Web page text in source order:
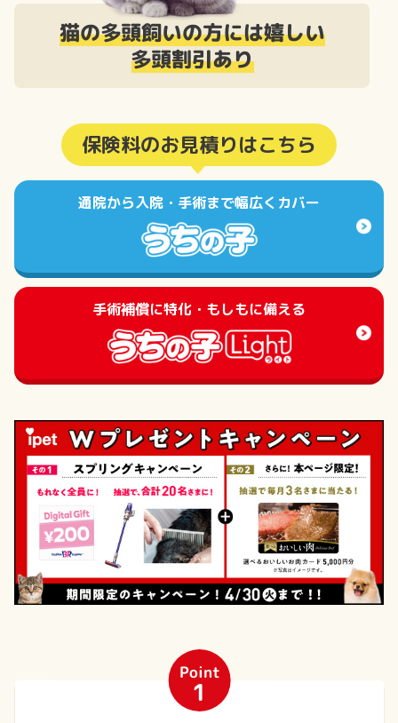
猫の多頭飼いの方には嬉しい
多頭割引あり
保険料のお見積りはこちら
通院から入院・手術まで幅広くカバー
手術補償に特化・もしもに備える
Point
1